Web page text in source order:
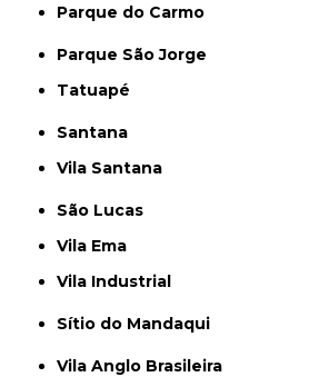
Parque do Carmo
Parque São Jorge
Tatuapé
Santana
Vila Santana
São Lucas
Vila Ema
Vila Industrial
Sítio do Mandaqui
Vila Anglo Brasileira